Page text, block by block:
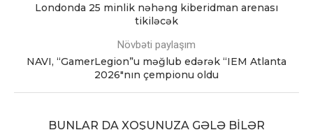
Londonda 25 minlik nəhəng kiberidman arenası
tikiləcək
Növbəti paylaşım
NAVI, “GamerLegion”u məğlub edərək “IEM Atlanta
2026″nın çempionu oldu
BUNLAR DA XOŞUNUZA GƏLƏ BILƏR